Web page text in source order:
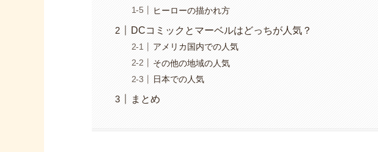
ヒーローの描かれ方
DCコミックとマーベルはどっちが人気？
アメリカ国内での人気
その他の地域の人気
日本での人気
まとめ